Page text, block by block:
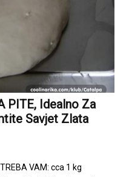
PITE, Idealno Za
Savjet Zlata
VAM: cca 1 kg